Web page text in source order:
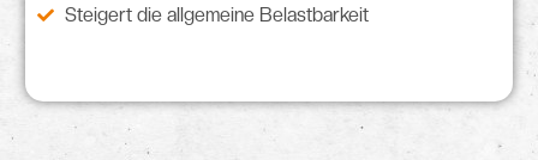
Steigert die allgemeine Belastbarkeit